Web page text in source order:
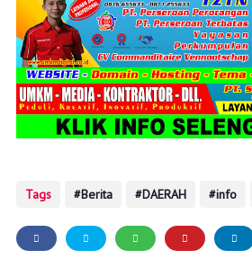
Tags Berita DAERAH info